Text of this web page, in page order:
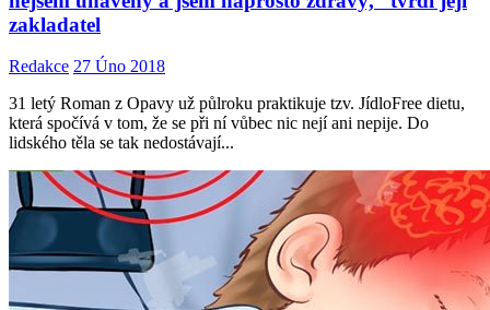
zakladatel
Redakce 27 Úno 2018
31 letý Roman z Opavy už půlroku praktikuje tzv. JídloFree dietu,
která spočívá v tom, že se při ní vůbec nic nejí ani nepije. Do
lidského těla se tak nedostávají...